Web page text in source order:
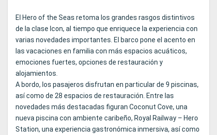
El Hero of the Seas retoma los grandes rasgos distintivos
de la clase Icon, al tiempo que enriquece la experiencia con
varias novedades importantes. El barco pone el acento en
las vacaciones en familia con más espacios acuáticos,
emociones fuertes, opciones de restauración y
alojamientos.
A bordo, los pasajeros disfrutan en particular de 9 piscinas,
así como de 28 espacios de restauración. Entre las
novedades más destacadas figuran Coconut Cove, una
nueva piscina con ambiente caribeño, Royal Railway – Hero
Station, una experiencia gastronómica inmersiva, así como